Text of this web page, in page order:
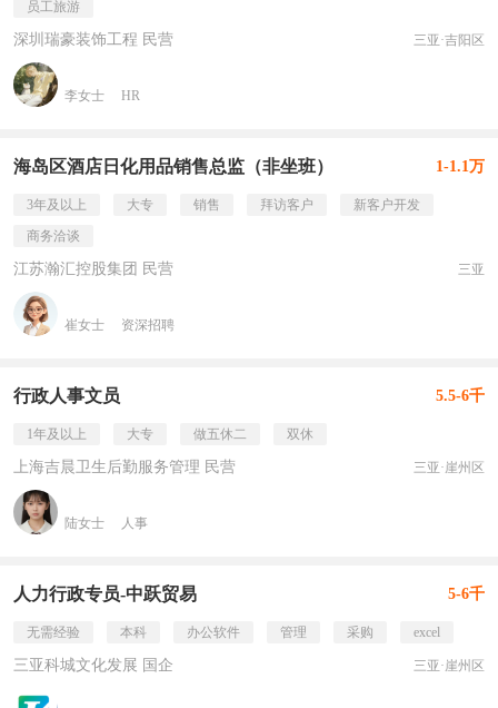
员工旅游
深圳瑞豪装饰工程 民营 三亚·吉阳区
李女士 HR
海岛区酒店日化用品销售总监（非坐班） 1-1.1万
3年及以上 大专 销售 拜访客户
新客户开发
商务洽谈
江苏瀚汇控股集团 民营 三亚
崔女士 资深招聘
行政人事文员 5.5-6千
1年及以上 大专 做五休二 双休
上海吉晨卫生后勤服务管理 民营 三亚·崖州区
陆女士 人事
人力行政专员-中跃贸易 5-6千
无需经验 本科 办公软件 管理 采购 excel
三亚科城文化发展 国企 三亚·崖州区